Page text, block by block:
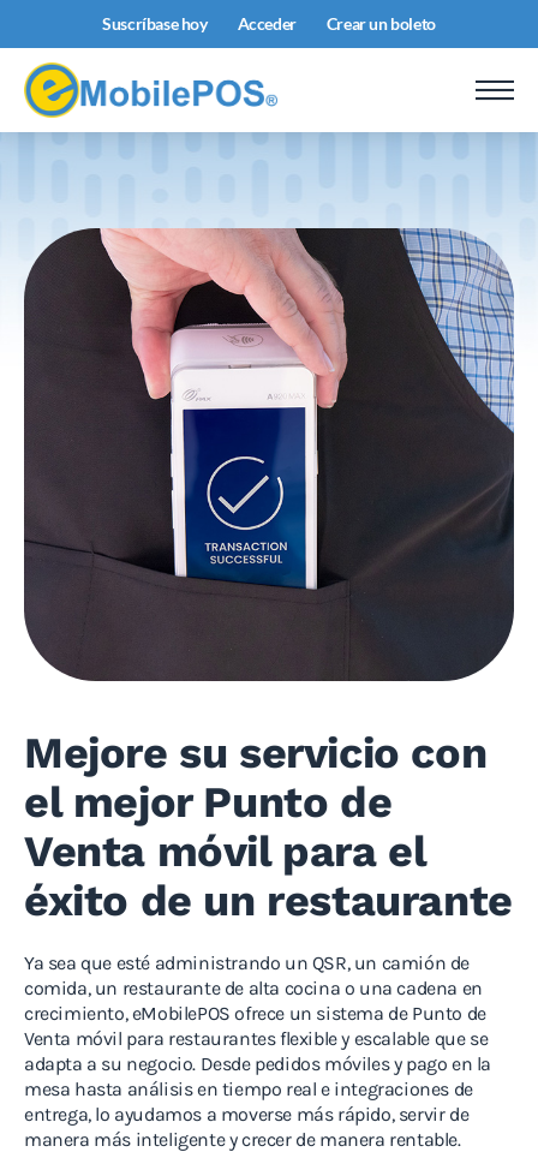
Suscríbase hoy Acceder Crear un boleto
Mejore su servicio con
el mejor Punto de
Venta móvil para el
éxito de un restaurante
Ya sea que esté administrando un QSR, un camión de
comida, un restaurante de alta cocina o una cadena en
crecimiento, eMobilePOS ofrece un sistema de Punto de
Venta móvil para restaurantes flexible y escalable que se
adapta a su negocio. Desde pedidos móviles y pago en la
mesa hasta análisis en tiempo real e integraciones de
entrega, lo ayudamos a moverse más rápido, servir de
manera más inteligente y crecer de manera rentable.